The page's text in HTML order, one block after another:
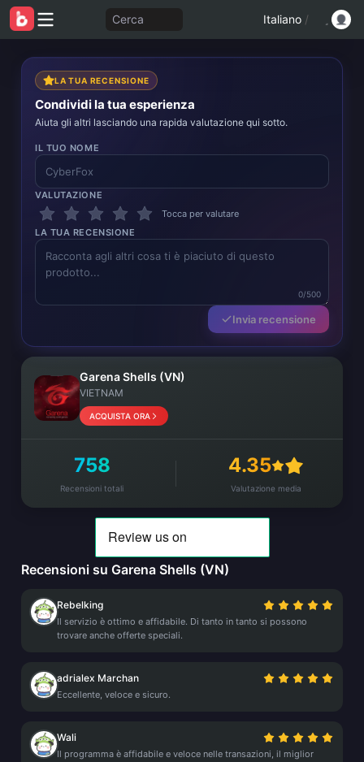
Cerca Italiano /
LA TUA RECENSIONE
Condividi la tua esperienza
Aiuta gli altri lasciando una rapida valutazione qui sotto.
IL TUO NOME
VALUTAZIONE
Tocca per valutare
LA TUA RECENSIONE
0/500
Invia recensione
Garena Shells (VN)
VIETNAM
ACQUISTA ORA
758
Recensioni totali
4.35
Valutazione media
Recensioni su Garena Shells (VN)
Rebelking
Il servizio è ottimo e affidabile. Di tanto in tanto si possono
trovare anche offerte speciali.
adrialex Marchan
Eccellente, veloce e sicuro.
Wali
Il programma è affidabile e veloce nelle transazioni, il miglior